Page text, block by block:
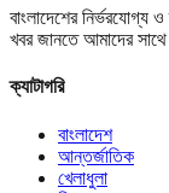
বাংলাদেশের
খবর জানতে আমাদের
ক্যাটাগরি
বাংলাদেশ
আন্তর্জাতিক
খেলাধুলা